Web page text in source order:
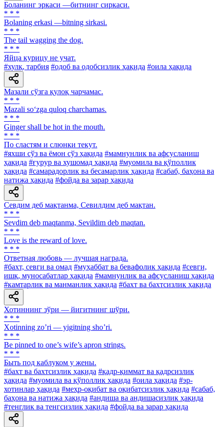
Боланинг эркаси —битнинг сиркаси.
* * *
Bolaning erkasi —bitning sirkasi.
* * *
The tail wagging the dog.
* * *
Яйца курицу не учат.
#хулқ, тарбия #одоб ва одобсизлик ҳақида #оила ҳақида
Мазали сўзга қулоқ чарчамас.
* * *
Mazali so‘zga quloq charchamas.
* * *
Ginger shall be hot in the mouth.
* * *
По сластям и слюнки текут.
#яхши сўз ва ёмон сўз ҳақида #мамнунлик ва афсусланиш
ҳақида #ғурур ва хушомад ҳақида #муомила ва қўполлик
ҳақида #самарадорлик ва бесамарлик ҳақида #сабаб, баҳона ва
натижа ҳақида #фойда ва зарар ҳақида
Севдим деб мақтанма, Севилдим деб мақтан.
* * *
Sevdim deb maqtanma, Sevildim deb maqtan.
* * *
Love is the reward of love.
* * *
Ответная любовь — лучшая награда.
#бахт, севги ва омад #муҳаббат ва бевафолик ҳақида #севги,
ишқ, муносабатлар ҳақида #мамнунлик ва афсусланиш ҳақида
#камтарлик ва манманлик ҳақида #бахт ва бахтсизлик ҳақида
Хотиннинг зўри — йигитнинг шўри.
* * *
Xotinning zoʼri — yigitning shoʼri.
* * *
Be pinned to one’s wife’s apron strings.
* * *
Быть под каблуком у жены.
#бахт ва бахтсизлик ҳақида #қадр-қиммат ва қадрсизлик
ҳақида #муомила ва қўполлик ҳақида #оила ҳақида #эр-
хотинлар ҳақида #меҳр-оқибат ва оқибатсизлик ҳақида #сабаб,
баҳона ва натижа ҳақида #андиша ва андишасизлик ҳақида
#тенглик ва тенгсизлик ҳақида #фойда ва зарар ҳақида